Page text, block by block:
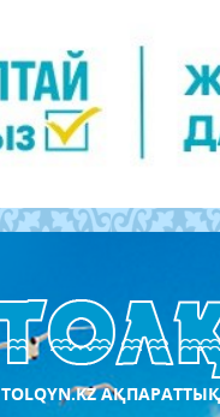
TOLQYN.KZ АҚПАРАТТЫҚ